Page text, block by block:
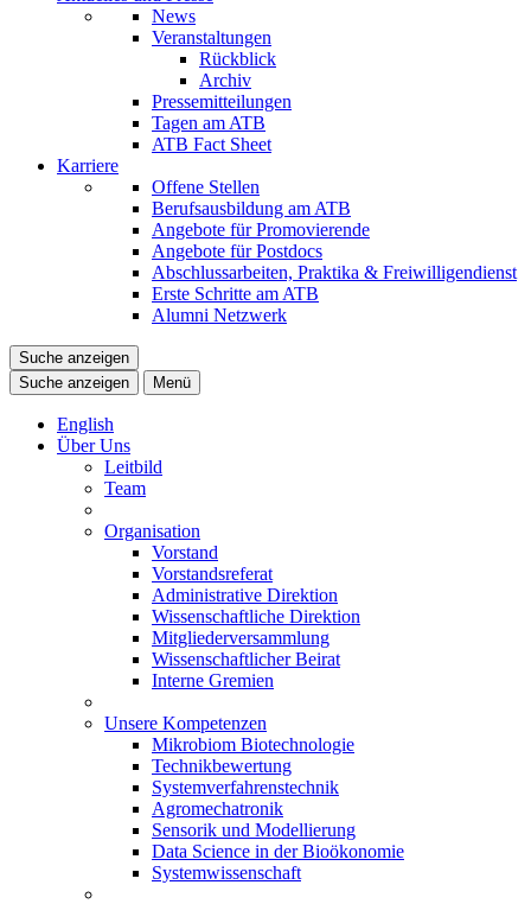
News
Veranstaltungen
Rückblick
Archiv
Pressemitteilungen
Tagen am ATB
ATB Fact Sheet
Karriere
Offene Stellen
Berufsausbildung am ATB
Angebote für Promovierende
Angebote für Postdocs
Abschlussarbeiten, Praktika & Freiwilligendienst
Erste Schritte am ATB
Alumni Netzwerk
Suche anzeigen
Suche anzeigen
Menü
English
Über Uns
Leitbild
Team
Organisation
Vorstand
Vorstandsreferat
Administrative Direktion
Wissenschaftliche Direktion
Mitgliederversammlung
Wissenschaftlicher Beirat
Interne Gremien
Unsere Kompetenzen
Mikrobiom Biotechnologie
Technikbewertung
Systemverfahrenstechnik
Agromechatronik
Sensorik und Modellierung
Data Science in der Bioökonomie
Systemwissenschaft